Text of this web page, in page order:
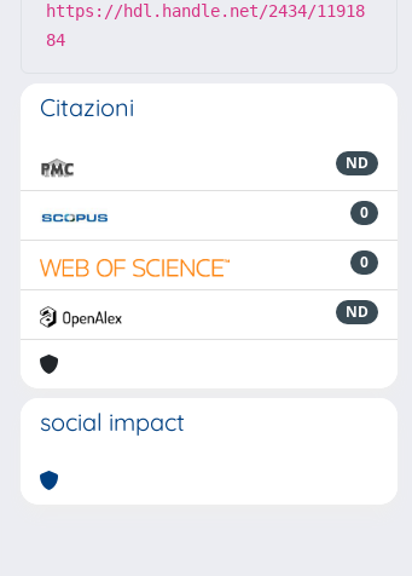
https://hdl.handle.net/2434/11918
84
Citazioni
ND
0
0
ND
social impact